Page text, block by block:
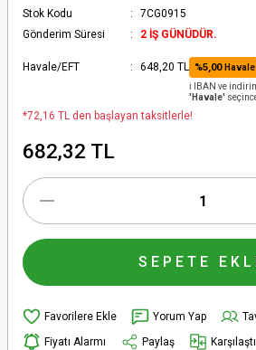
Stok Kodu
7CG0915
Gönderim Süresi
2 İŞ GÜNÜDÜR.
Havale/EFT 648,20 TL %5,00
ℹ️ IBAN ve
'Havale'
*72,16 TL den başlayan taksitlerle!
682,32 TL
SEPETE
Yorum Yap
Fiyatı Alarmı
Paylaş